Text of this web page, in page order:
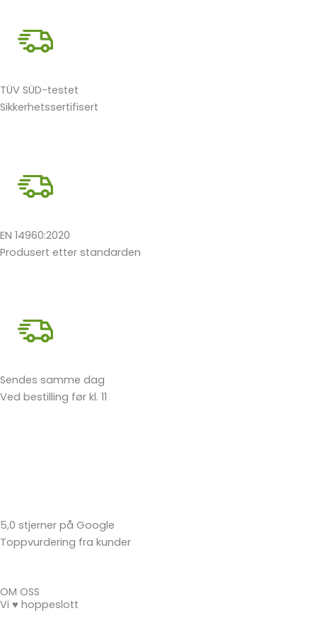
TÜV SÜD-testet
Sikkerhetssertifisert
EN 14960:2020
Produsert etter standarden
Sendes samme dag
Ved bestilling før kl. 11
5,0 stjerner på Google
Toppvurdering fra kunder
OM OSS
Vi ♥ hoppeslott